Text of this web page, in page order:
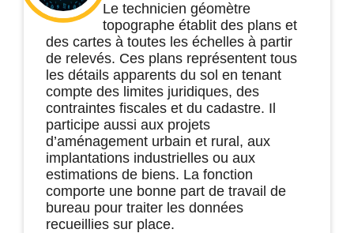
Le technicien géomètre
topographe établit des plans et
des cartes à toutes les échelles à partir
de relevés. Ces plans représentent tous
les détails apparents du sol en tenant
compte des limites juridiques, des
contraintes fiscales et du cadastre. Il
participe aussi aux projets
d’aménagement urbain et rural, aux
implantations industrielles ou aux
estimations de biens. La fonction
comporte une bonne part de travail de
bureau pour traiter les données
recueillies sur place.